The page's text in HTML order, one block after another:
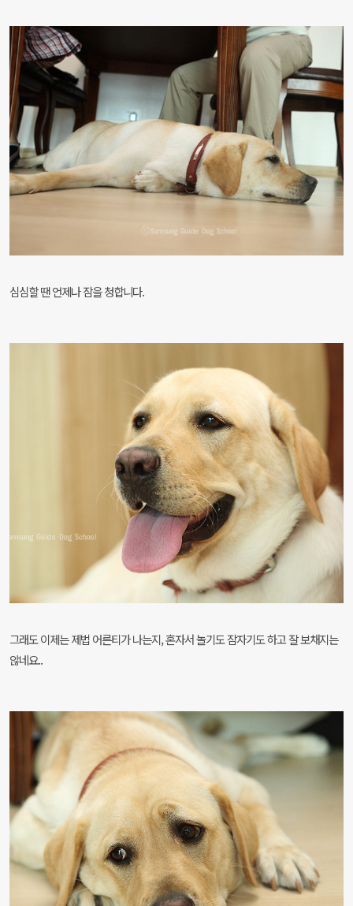
심심할 땐 언제나 잠을 청합니다.
그래도 이제는 제법 어른티가 나는지, 혼자서 놀기도 잠자기도 하고 잘 보채지는
않네요..